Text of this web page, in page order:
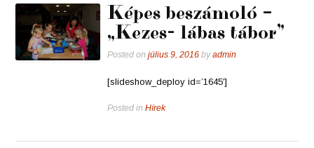
Képes beszámoló –
„Kezes- lábas tábor”
Posted onjúlius 9, 2016 byadmin
[slideshow_deploy id=’1645′]
Posted inHírek